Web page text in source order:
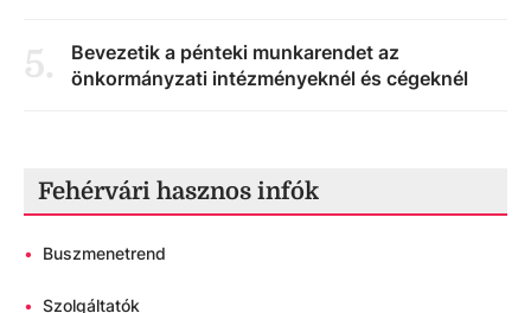
5.
Bevezetik a pénteki munkarendet az
önkormányzati intézményeknél és cégeknél
Fehérvári hasznos infók
• Buszmenetrend
• Szolgáltatók